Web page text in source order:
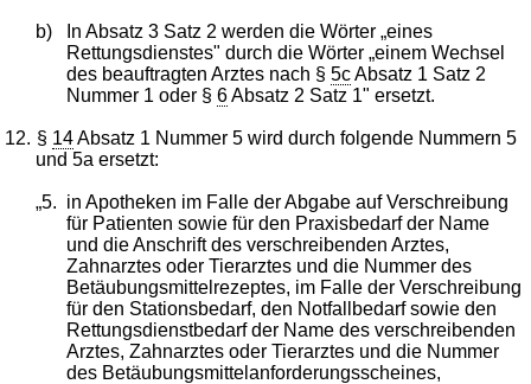
b)
In Absatz 3 Satz 2 werden die Wörter „eines
Rettungsdienstes" durch die Wörter „einem Wechsel
des beauftragten Arztes nach § 5cAbsatz 1 Satz 2
Nummer 1 oder § 6Absatz 2 Satz 1" ersetzt.
12. § 14Absatz 1 Nummer 5 wird durch folgende Nummern 5
und 5a ersetzt:
„5. in Apotheken im Falle der Abgabe auf Verschreibung
für Patienten sowie für den Praxisbedarf der Name
und die Anschrift des verschreibenden Arztes,
Zahnarztes oder Tierarztes und die Nummer des
Betäubungsmittelrezeptes, im Falle der Verschreibung
für den Stationsbedarf, den Notfallbedarf sowie den
Rettungsdienstbedarf der Name des verschreibenden
Arztes, Zahnarztes oder Tierarztes und die Nummer
des Betäubungsmittelanforderungsscheines,